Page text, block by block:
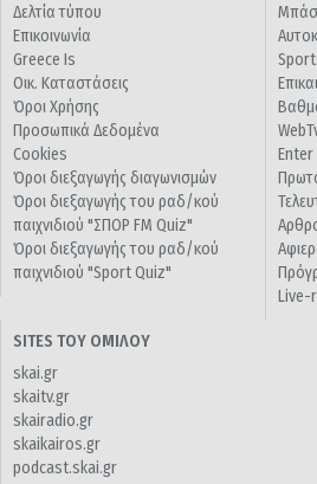
Δελτία τύπου
Επικοινωνία
Greece Is
Οικ. Καταστάσεις
Όροι Χρήσης
Προσωπικά Δεδομένα
Cookies
Όροι διεξαγωγής διαγωνισμών
Όροι διεξαγωγής του ραδ/κού
παιχνιδιού "ΣΠΟΡ FM Quiz"
Όροι διεξαγωγής του ραδ/κού
παιχνιδιού "Sport Quiz"
Enter
Live-
SITES ΤΟΥ ΟΜΙΛΟΥ
skai.gr
skaitv.gr
skairadio.gr
skaikairos.gr
podcast.skai.gr